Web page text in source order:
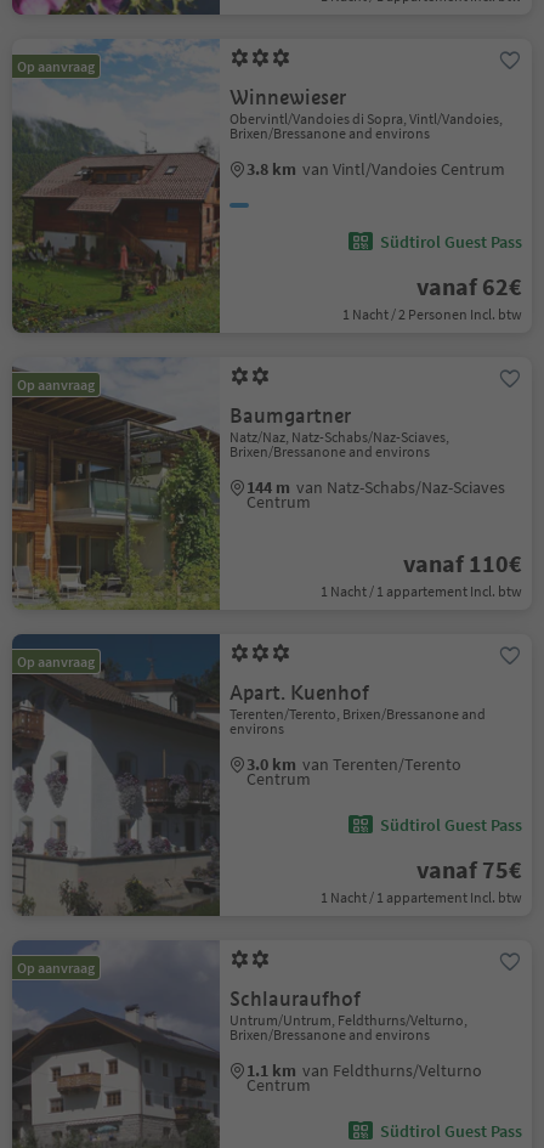
Op aanvraag
Winnewieser
Obervintl/Vandoies di Sopra, Vintl/Vandoies,
Brixen/Bressanone and environs
3.8 km van Vintl/Vandoies Centrum
Südtirol Guest Pass
vanaf 62€
1 Nacht / 2 Personen Incl. btw
Op aanvraag
Baumgartner
Natz/Naz, Natz-Schabs/Naz-Sciaves,
Brixen/Bressanone and environs
144 m van Natz-Schabs/Naz-Sciaves
Centrum
vanaf 110€
1 Nacht / 1 appartement Incl. btw
Op aanvraag
Apart. Kuenhof
Terenten/Terento, Brixen/Bressanone and
environs
3.0 km van Terenten/Terento
Centrum
Südtirol Guest Pass
vanaf 75€
1 Nacht / 1 appartement Incl. btw
Op aanvraag
Schlauraufhof
Untrum/Untrum, Feldthurns/Velturno,
Brixen/Bressanone and environs
1.1 km van Feldthurns/Velturno
Centrum
Südtirol Guest Pass